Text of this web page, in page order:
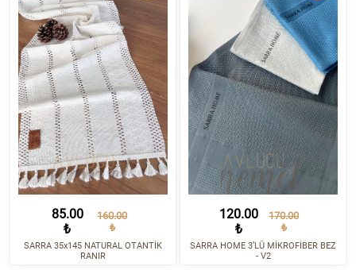
85.00
₺
160.00
₺
SARRA 35x145 NATURAL OTANTİK
RANIR
120.00
₺
170.00
₺
SARRA HOME 3’LÜ MİKROFİBER BEZ
- V2